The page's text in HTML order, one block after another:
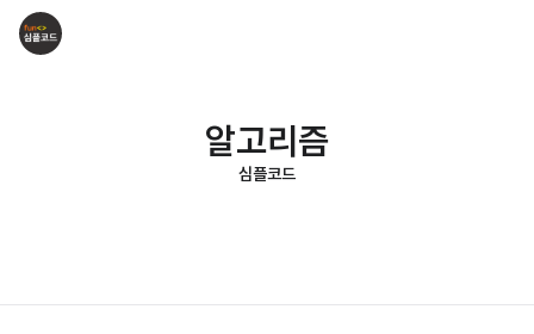
알고리즘
심플코드